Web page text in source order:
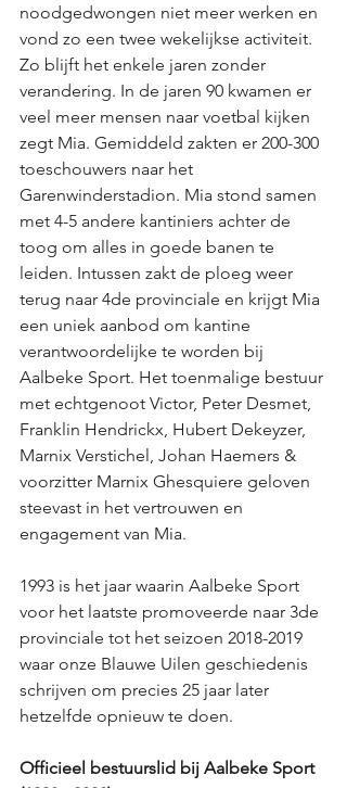
noodgedwongen niet meer werken en
vond zo een twee wekelijkse activiteit.
Zo blijft het enkele jaren zonder
verandering. In de jaren 90 kwamen er
veel meer mensen naar voetbal kijken
zegt Mia. Gemiddeld zakten er 200-300
toeschouwers naar het
Garenwinderstadion. Mia stond samen
met 4-5 andere kantiniers achter de
toog om alles in goede banen te
leiden. Intussen zakt de ploeg weer
terug naar 4de provinciale en krijgt Mia
een uniek aanbod om kantine
verantwoordelijke te worden bij
Aalbeke Sport. Het toenmalige bestuur
met echtgenoot Victor, Peter Desmet,
Franklin Hendrickx, Hubert Dekeyzer,
Marnix Verstichel, Johan Haemers &
voorzitter Marnix Ghesquiere geloven
steevast in het vertrouwen en
engagement van Mia.
1993 is het jaar waarin Aalbeke Sport
voor het laatste promoveerde naar 3de
provinciale tot het seizoen 2018-2019
waar onze Blauwe Uilen geschiedenis
schrijven om precies 25 jaar later
hetzelfde opnieuw te doen.
Officieel bestuurslid bij Aalbeke Sport